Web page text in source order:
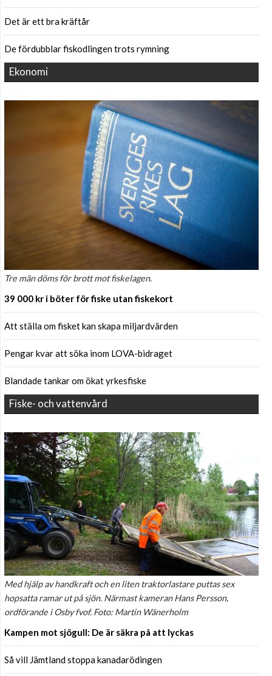
Det är ett bra kräftår
De fördubblar fiskodlingen trots rymning
Ekonomi
Tre män döms för brott mot fiskelagen.
39 000 kr i böter för fiske utan fiskekort
Att ställa om fisket kan skapa miljardvärden
Pengar kvar att söka inom LOVA-bidraget
Blandade tankar om ökat yrkesfiske
Fiske- och vattenvård
Med hjälp av handkraft och en liten traktorlastare puttas sex
hopsatta ramar ut på sjön. Närmast kameran Hans Persson,
ordförande i Osby fvof. Foto: Martin Wänerholm
Kampen mot sjögull: De är säkra på att lyckas
Så vill Jämtland stoppa kanadarödingen